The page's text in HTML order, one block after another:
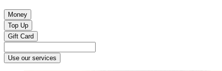
Money
Top Up
Gift Card
Use our services